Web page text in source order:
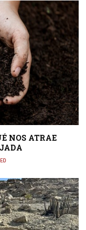
NOS ATRAE